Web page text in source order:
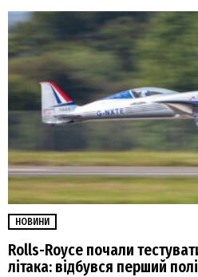
НОВИНИ
Rolls-Royce почали
літака: відбувся перший